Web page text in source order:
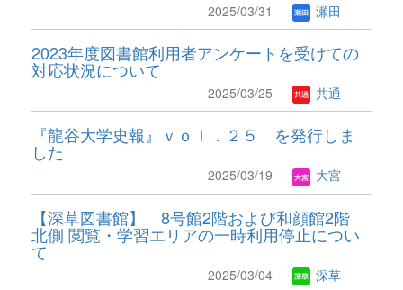
2025/03/31 瀬田
2023年度図書館利用者アンケートを受けての
対応状況について
2025/03/25 共通
『龍谷大学史報』ｖｏｌ．２５ を発行しま
した
2025/03/19 大宮
【深草図書館】 8号館2階および和顔館2階
北側 閲覧・学習エリアの一時利用停止につい
て
2025/03/04 深草